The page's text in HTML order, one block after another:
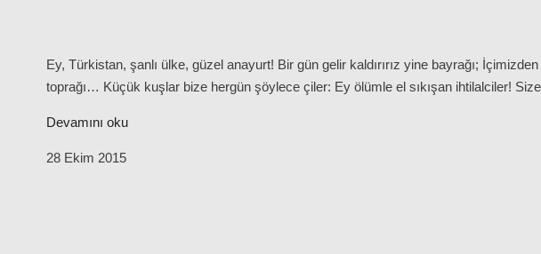
Ey, Türkistan, şanlı ülke, güzel anayurt! Bir gün gelir kaldırırız yine bayrağı;
toprağı… Küçük kuşlar bize hergün şöylece çiler: Ey ölümle el sıkışan ihtilalciler!
Devamını oku
28 Ekim 2015